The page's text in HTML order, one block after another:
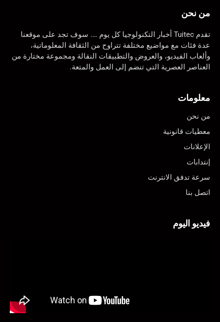
من نحن
تقدم Tuitec أخبار التكنولوجيا كل يوم …. سوف تجد على موقعنا
عدة فئات مع مواضيع مختلفة تتراوح من الثقافة المعلوماتية،
وألعاب الفيديو، والعروض والتطبيقات النقالة ومجموعة مختارة من
العناصر العصرية التي تنضم إلى العمل والمتعة.
معلومات
من نحن
معطيات قانونية
الإعلانات
إنتدابات
سرعة تدفق الانترنت
اتصل بنا
فيديو اليوم